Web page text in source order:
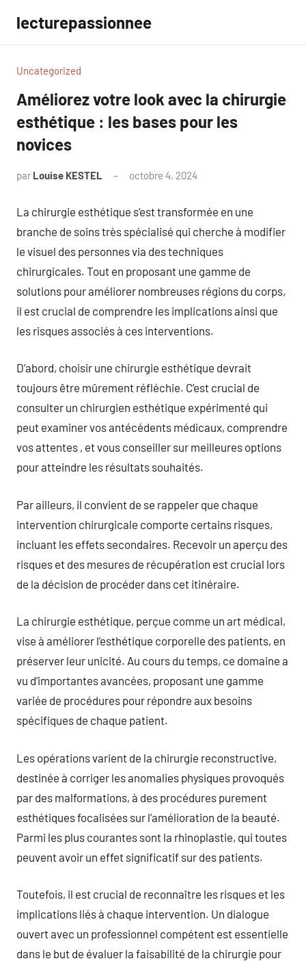
contenu
lecturepassionnee
Uncategorized
Améliorez votre look avec la chirurgie
esthétique : les bases pour les
novices
par Louise KESTEL octobre 4, 2024
La chirurgie esthétique s’est transformée en une
branche de soins très spécialisé qui cherche à modifier
le visuel des personnes via des techniques
chirurgicales. Tout en proposant une gamme de
solutions pour améliorer nombreuses régions du corps,
il est crucial de comprendre les implications ainsi que
les risques associés à ces interventions.
D’abord, choisir une chirurgie esthétique devrait
toujours être mûrement réfléchie. C’est crucial de
consulter un chirurgien esthétique expérimenté qui
peut examiner vos antécédents médicaux, comprendre
vos attentes , et vous conseiller sur meilleures options
pour atteindre les résultats souhaités.
Par ailleurs, il convient de se rappeler que chaque
intervention chirurgicale comporte certains risques,
incluant les effets secondaires. Recevoir un aperçu des
risques et des mesures de récupération est crucial lors
de la décision de procéder dans cet itinéraire.
La chirurgie esthétique, perçue comme un art médical,
vise à améliorer l’esthétique corporelle des patients, en
préserver leur unicité. Au cours du temps, ce domaine a
vu d’importantes avancées, proposant une gamme
variée de procédures pour répondre aux besoins
spécifiques de chaque patient.
Les opérations varient de la chirurgie reconstructive,
destinée à corriger les anomalies physiques provoqués
par des malformations, à des procédures purement
esthétiques focalisées sur l’amélioration de la beauté.
Parmi les plus courantes sont la rhinoplastie, qui toutes
peuvent avoir un effet significatif sur des patients.
Toutefois, il est crucial de reconnaître les risques et les
implications liés à chaque intervention. Un dialogue
ouvert avec un professionnel compétent est essentielle
dans le but de évaluer la faisabilité de la chirurgie pour